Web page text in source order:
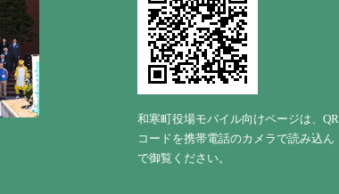
和寒町役場モバイル向けページは、QR
コードを携帯電話のカメラで読み込ん
で御覧ください。